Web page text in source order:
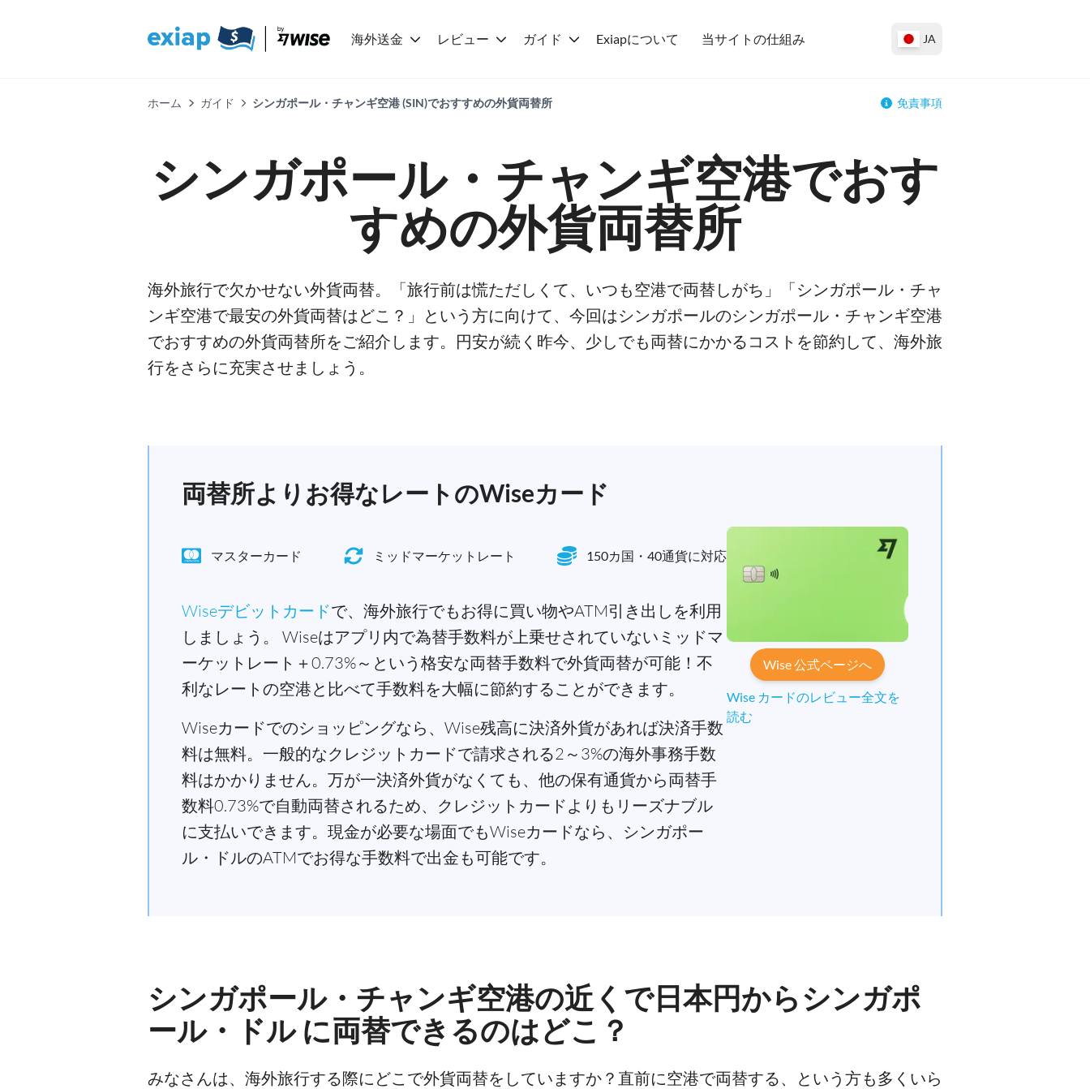
海外送金 レビュー ガイド Exiapについて 当サイトの仕組み JA
ホーム ガイド シンガポール・チャンギ空港 (SIN)でおすすめの外貨両替所 免責事項
シンガポール・チャンギ空港でおす
すめの外貨両替所
海外旅行で欠かせない外貨両替。「旅行前は慌ただしくて、いつも空港で両替しがち」「シンガポール・チャ
ンギ空港で最安の外貨両替はどこ？」という方に向けて、今回はシンガポールのシンガポール・チャンギ空港
でおすすめの外貨両替所をご紹介します。円安が続く昨今、少しでも両替にかかるコストを節約して、海外旅
行をさらに充実させましょう。
両替所よりお得なレートのWiseカード
マスターカード ミッドマーケットレート 150カ国・40通貨に対応
Wiseデビットカードで、海外旅行でもお得に買い物やATM引き出しを利用
しましょう。 Wiseはアプリ内で為替手数料が上乗せされていないミッドマ
ーケットレート＋0.73%～という格安な両替手数料で外貨両替が可能！不
利なレートの空港と比べて手数料を大幅に節約することができます。
Wiseカードでのショッピングなら、Wise残高に決済外貨があれば決済手数
料は無料。一般的なクレジットカードで請求される2～3%の海外事務手数
料はかかりません。万が一決済外貨がなくても、他の保有通貨から両替手
数料0.73%で自動両替されるため、クレジットカードよりもリーズナブル
に支払いできます。現金が必要な場面でもWiseカードなら、シンガポー
ル・ドルのATMでお得な手数料で出金も可能です。
Wise 公式ページへ
Wise カードのレビュー全文を
読む
シンガポール・チャンギ空港の近くで日本円からシンガポ
ール・ドル に両替できるのはどこ？
みなさんは、海外旅行する際にどこで外貨両替をしていますか？直前に空港で両替する、という方も多くいら